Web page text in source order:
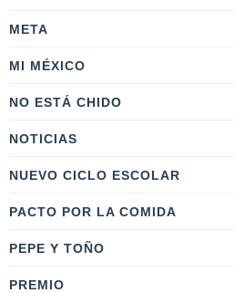
META
MI MÉXICO
NO ESTÁ CHIDO
NOTICIAS
NUEVO CICLO ESCOLAR
PACTO POR LA COMIDA
PEPE Y TOÑO
PREMIO